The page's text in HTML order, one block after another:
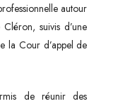
autour
suivis d’une
la Cour d’appel de
de réunir des